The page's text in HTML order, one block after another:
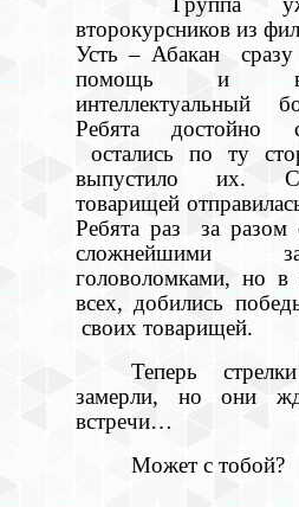
второкурсников из
Усть – Абакан
помощь и
интеллектуальный
Ребята достойно
остались по ту
выпустило их.
товарищей
Ребята раз за разом
сложнейшими
головоломками, но в
всех, добились
своих товарищей.
Теперь
замерли, но они
встречи…
Может с тобой?